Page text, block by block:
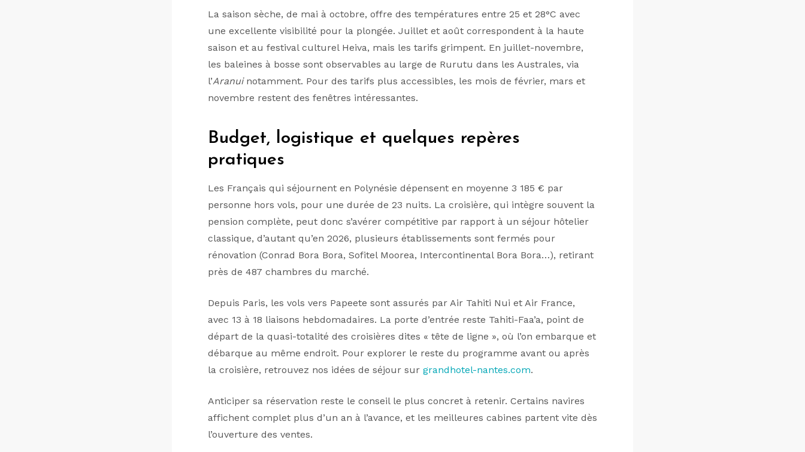
La saison sèche, de mai à octobre, offre des températures entre 25 et 28°C avec
une excellente visibilité pour la plongée. Juillet et août correspondent à la haute
saison et au festival culturel Heiva, mais les tarifs grimpent. En juillet-novembre,
les baleines à bosse sont observables au large de Rurutu dans les Australes, via
l’Aranuinotamment. Pour des tarifs plus accessibles, les mois de février, mars et
novembre restent des fenêtres intéressantes.
Budget, logistique et quelques repères
pratiques
Les Français qui séjournent en Polynésie dépensent en moyenne 3 185 € par
personne hors vols, pour une durée de 23 nuits. La croisière, qui intègre souvent la
pension complète, peut donc s’avérer compétitive par rapport à un séjour hôtelier
classique, d’autant qu’en 2026, plusieurs établissements sont fermés pour
rénovation (Conrad Bora Bora, Sofitel Moorea, Intercontinental Bora Bora…), retirant
près de 487 chambres du marché.
Depuis Paris, les vols vers Papeete sont assurés par Air Tahiti Nui et Air France,
avec 13 à 18 liaisons hebdomadaires. La porte d’entrée reste Tahiti-Faa’a, point de
départ de la quasi-totalité des croisières dites « tête de ligne », où l’on embarque et
débarque au même endroit. Pour explorer le reste du programme avant ou après
la croisière, retrouvez nos idées de séjour sur grandhotel-nantes.com.
Anticiper sa réservation reste le conseil le plus concret à retenir. Certains navires
affichent complet plus d’un an à l’avance, et les meilleures cabines partent vite dès
l’ouverture des ventes.